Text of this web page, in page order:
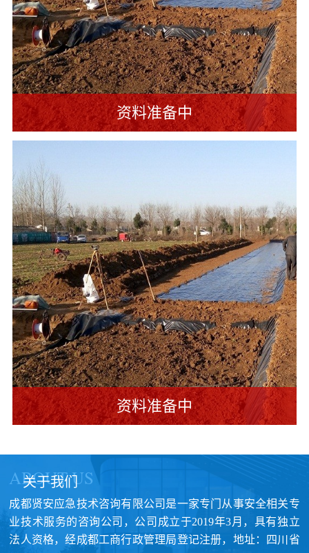
们
联
系
方
式
资料准备中
资料准备中
ABOUT US
关于我们
成都贤安应急技术咨询有限公司是一家专门从事安全相关专
业技术服务的咨询公司，公司成立于2019年3月，具有独立
法人资格，经成都工商行政管理局登记注册，地址：四川省